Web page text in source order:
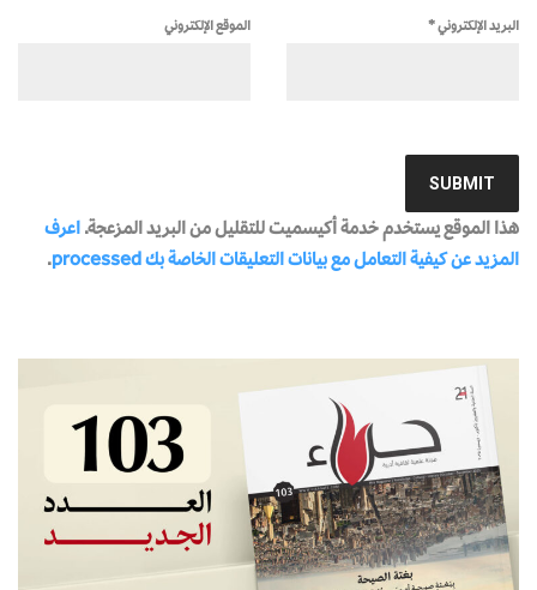
البريد الإلكتروني* الموقع الإلكتروني
هذا الموقع يستخدم خدمة أكيسميت للتقليل من البريد المزعجة. اعرف
المزيد عن كيفية التعامل مع بيانات التعليقات الخاصة بك processed
.